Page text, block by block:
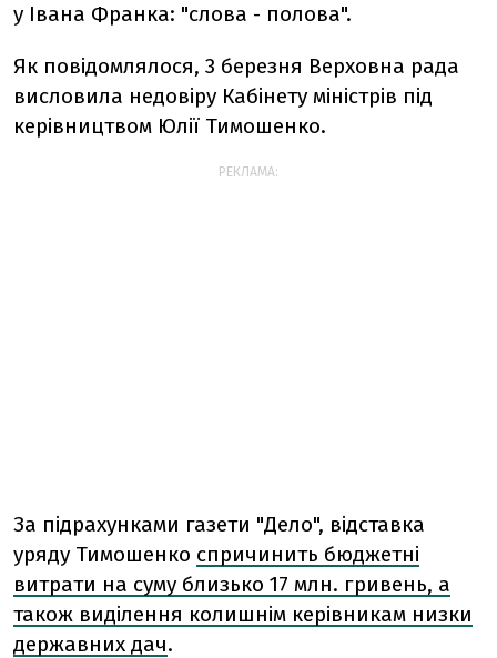
у Івана Франка: "слова - полова".
Як повідомлялося, 3 березня Верховна рада
висловила недовіру Кабінету міністрів під
керівництвом Юлії Тимошенко.
РЕКЛАМА:
За підрахунками газети "Дело", відставка
уряду Тимошенко спричинить бюджетні
витрати на суму близько 17 млн. гривень, а
також виділення колишнім керівникам низки
державних дач.